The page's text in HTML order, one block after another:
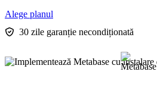
Alege planul
30 zile garanție necondiționată